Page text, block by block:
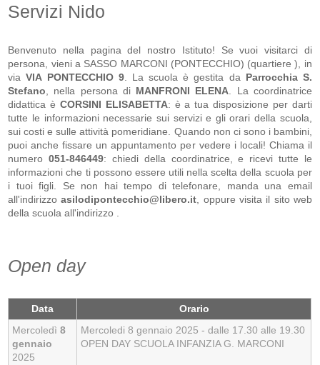
Servizi Nido
Benvenuto nella pagina del nostro Istituto! Se vuoi visitarci di
persona, vieni a SASSO MARCONI (PONTECCHIO) (quartiere ), in
viaVIA PONTECCHIO 9. La scuolaè gestita da Parrocchia S.
Stefano , nella persona di MANFRONI ELENA . La coordinatrice
didattica è CORSINI ELISABETTA: è a tua disposizione per darti
tutte le informazioni necessarie sui servizi e gli orari della scuola,
sui costi e sulle attività pomeridiane. Quando non ci sono i bambini,
puoi anche fissare un appuntamento per vedere i locali! Chiama il
numero051-846449: chiedi della coordinatrice, e ricevi tutte le
informazioni che ti possono essere utili nella scelta della scuola per
i tuoi figli. Se non hai tempo di telefonare, manda una email
all'indirizzoasilodipontecchio@libero.it , oppure visita il sito web
della scuola all'indirizzo
Open day
Data
Orario
Mercoledì8
gennaio
2025
Mercoledi 8 gennaio 2025 - dalle 17.30 alle 19.30
OPEN DAY SCUOLA INFANZIA G. MARCONI